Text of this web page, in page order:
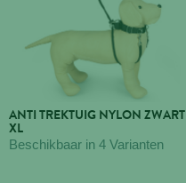
ANTI TREKTUIG NYLON ZWART
XL
Beschikbaar in 4 Varianten